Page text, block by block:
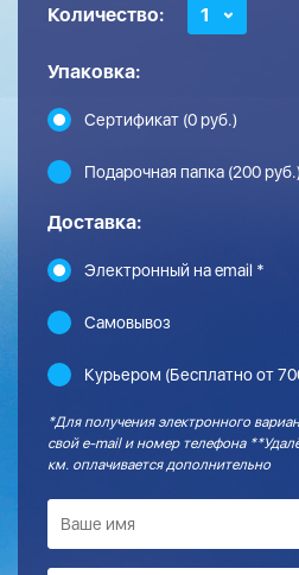
Количество: 1
Упаковка:
Сертификат (0 руб.)
Подарочная папка (200 руб.)
Доставка:
Электронный на email *
Самовывоз
Курьером (Бесплатно от
*Для получения электронного варианта обязательно
свой e-mail и номер телефона
км. оплачивается дополнительно